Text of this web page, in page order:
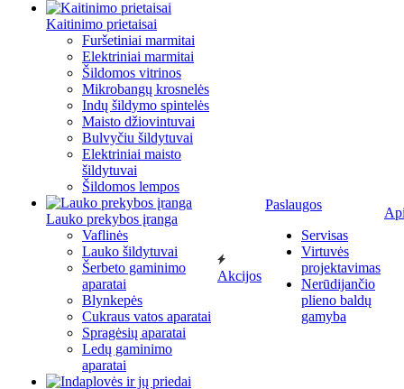
Kaitinimo prietaisai
Furšetiniai marmitai
Elektriniai marmitai
Šildomos vitrinos
Mikrobangų krosnelės
Indų šildymo spintelės
Maisto džiovintuvai
Bulvyčiu šildytuvai
Elektriniai maisto
šildytuvai
Šildomos lempos
Lauko prekybos įranga
Vaflinės
Lauko šildytuvai
Šerbeto gaminimo
aparatai
Blynkepės
Cukraus vatos aparatai
Spragėsių aparatai
Ledų gaminimo
aparatai
Akcijos
Paslaugos
Servisas
Virtuvės
projektavimas
Nerūdijančio
plieno baldų
gamyba